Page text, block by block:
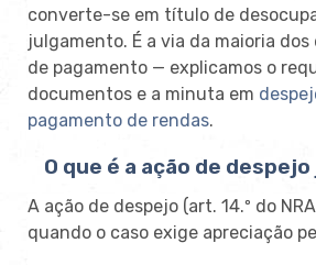
converte-se em título de
julgamento. É a via da maioria
de pagamento — explicamos o
documentos e a minuta em
pagamento de rendas.
O que é a ação de
A ação de despejo (art. 14.º do
quando o caso exige apreciação